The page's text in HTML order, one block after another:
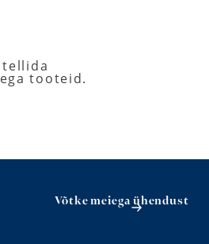
tooteid.
Võtke meiega ühendust